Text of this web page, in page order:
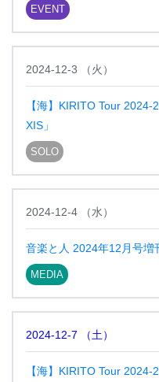
EVENT
2024-12-3 （火 ）
【海】KIRITO Tour
XIS」
SOLO
2024-12-4 （水）
音楽と人 2024年12月号増
MEDIA
2024-12-7 （土）
【海】KIRITO Tour